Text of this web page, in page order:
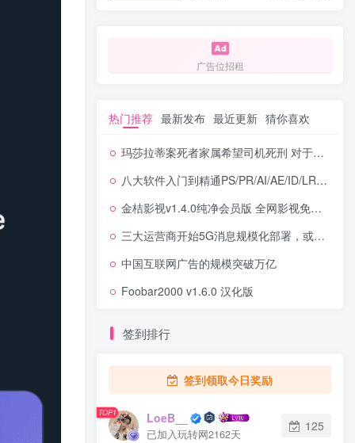
广告位招租
热门推荐 最新发布 最近更新 猜你喜欢
玛莎拉蒂案死者家属希望司机死刑 对于宣判结果表示并不满意
八大软件入门到精通PS/PR/AI/AE/ID/LR/DW教程
金桔影视v1.4.0纯净会员版 全网影视免费在线观看
三大运营商开始5G消息规模化部署，或成微信最强对手！
中国互联网广告的规模突破万亿
Foobar2000 v1.6.0 汉化版
签到排行
签到领取今日奖励
TOP1 LoeB__
已加入玩转网2162天
125